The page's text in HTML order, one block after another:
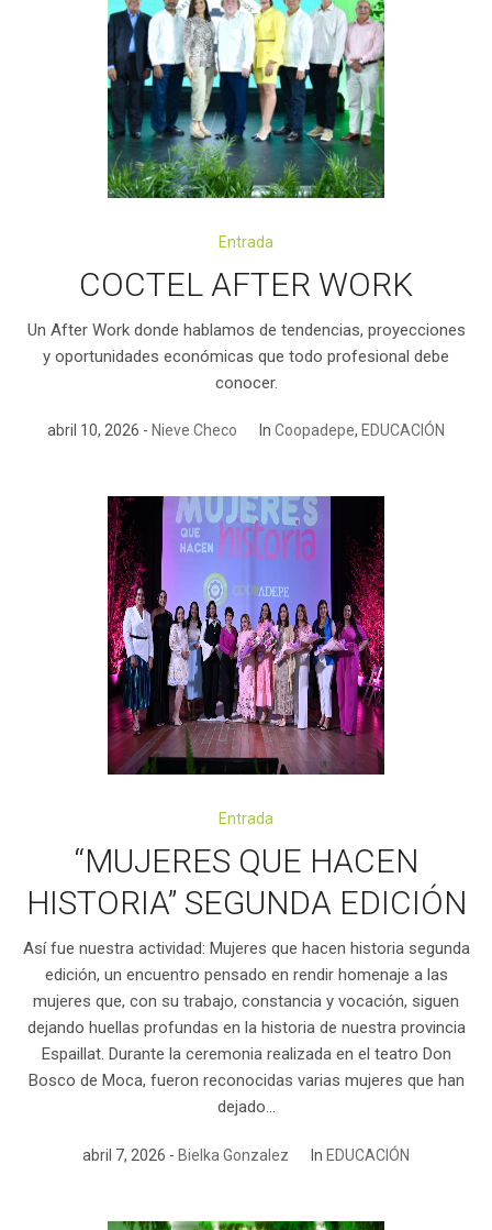
Entrada
COCTEL AFTER WORK
Un After Work donde hablamos de tendencias, proyecciones
y oportunidades económicas que todo profesional debe
conocer.
abril 10, 2026 Nieve Checo In Coopadepe, EDUCACIÓN
Entrada
“MUJERES QUE HACEN
HISTORIA” SEGUNDA EDICIÓN
Así fue nuestra actividad: Mujeres que hacen historia segunda
edición, un encuentro pensado en rendir homenaje a las
mujeres que, con su trabajo, constancia y vocación, siguen
dejando huellas profundas en la historia de nuestra provincia
Espaillat. Durante la ceremonia realizada en el teatro Don
Bosco de Moca, fueron reconocidas varias mujeres que han
dejado...
abril 7, 2026 Bielka Gonzalez In EDUCACIÓN